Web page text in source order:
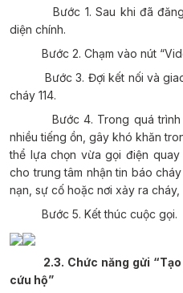
Bước 1. Sau khi đã
diện chính.
Bước 2. Chạm vào nút
Bước 3. Đợi kết nối và
cháy 114.
Bước 4. Trong quá
nhiều tiếng ồn, gây khó khăn
thể lựa chọn vừa gọi điện
cho trung tâm nhận tin báo
nạn, sự cố hoặc nơi xảy ra cháy,
Bước 5. Kết thúc cuộc gọi.
2.3. Chức năng gửi “Tạo
cứu hộ”